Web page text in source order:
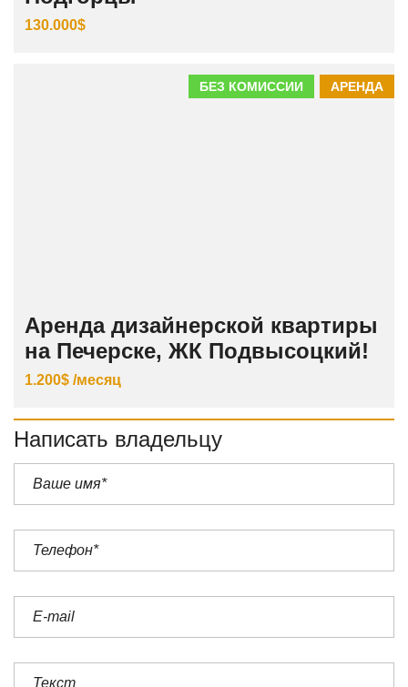
130.000$
АРЕНДА
БЕЗ КОМИССИИ
Аренда дизайнерской квартиры
на Печерске, ЖК Подвысоцкий!
1.200$ /месяц
Написать владельцу